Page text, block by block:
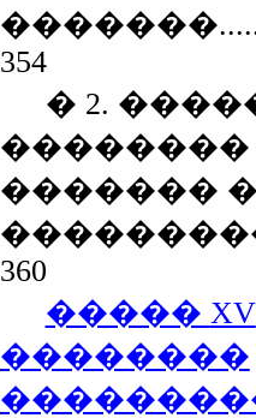
�������
354
� 2.
�������
360
����� XV
��������